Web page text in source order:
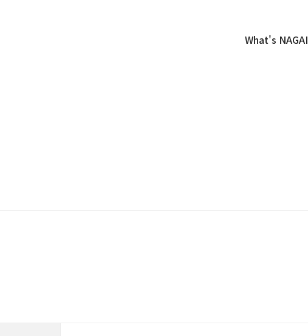
What's NAGAI